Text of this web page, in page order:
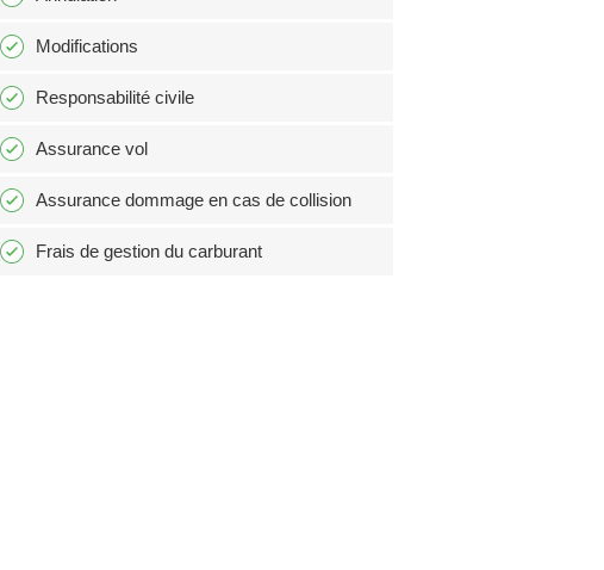
Modifications
Responsabilité civile
Assurance vol
Assurance dommage en cas de collision
Frais de gestion du carburant